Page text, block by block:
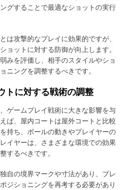
グすることで最適なショットの実行
は攻撃的なプレイに効果的ですが、
ョットに対する防御が向上します。
みを評価し、相手のスタイルやショ
ニングを調整するべきです。
トに対する戦術の調整
ゲームプレイ戦術に大きな影響を与
ば、屋内コートは屋外コートと比較
持ち、ボールの動きやプレイヤーの
イヤーは、さまざまな環境での効果
するべきです。
自の境界マークや寸法があり、プレ
ジショニングを再考する必要があり